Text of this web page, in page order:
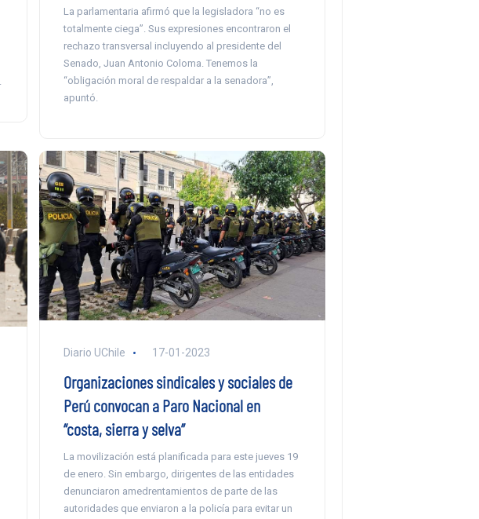
La parlamentaria afirmó que la legisladora “no es
totalmente ciega”. Sus expresiones encontraron el
rechazo transversal incluyendo al presidente del
Senado, Juan Antonio Coloma. Tenemos la
“obligación moral de respaldar a la senadora”,
apuntó.
Diario UChile 17-01-2023
Organizaciones sindicales y sociales de
Perú convocan a Paro Nacional en
“costa, sierra y selva”
La movilización está planificada para este jueves 19
de enero. Sin embargo, dirigentes de las entidades
denunciaron amedrentamientos de parte de las
autoridades que enviaron a la policía para evitar un